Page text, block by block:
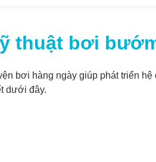
thuật bơi
bơi hàng ngày giúp phát triển
dưới đây.